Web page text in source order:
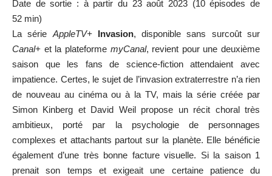
Date de sortie : à partir du 23 août 2023 (10 épisodes de
52 min)
La série AppleTV+ Invasion, disponible sans surcoût sur
Canal+ et la plateforme myCanal, revient pour une deuxième
saison que les fans de science-fiction attendaient avec
impatience. Certes, le sujet de l’invasion extraterrestre n’a rien
de nouveau au cinéma ou à la TV, mais la série créée par
Simon Kinberg et David Weil propose un récit choral très
ambitieux, porté par la psychologie de personnages
complexes et attachants partout sur la planète. Elle bénéficie
également d’une très bonne facture visuelle. Si la saison 1
prenait son temps et exigeait une certaine patience du